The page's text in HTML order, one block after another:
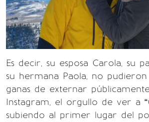
Es decir, su esposa Carola, su
su hermana Paola, no
ganas de externar
Instagram, el orgullo de ver a
subiendo al primer lugar del